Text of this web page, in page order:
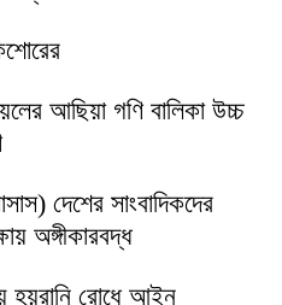
আছিয়া গণি বালিকা উচ্চ
দেশের সাংবাদিকদের
অঙ্গীকারবদ্ধ
হয়রানি রোধে আইন